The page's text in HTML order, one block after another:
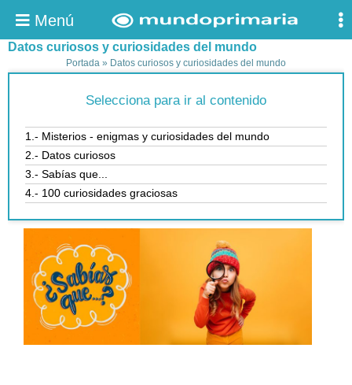
Menú
Datos curiosos y curiosidades del mundo
Portada » Datos curiosos y curiosidades del mundo
Selecciona para ir al contenido
1.- Misterios - enigmas y curiosidades del mundo
2.- Datos curiosos
3.- Sabías que...
4.- 100 curiosidades graciosas